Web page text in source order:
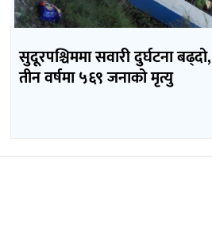
सुदूरपश्चिममा सवारी दुर्घटना बढ्दो,
तीन वर्षमा ५६९ जनाको मृत्यु